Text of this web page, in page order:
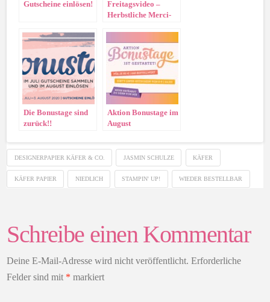
Gutscheine einlösen!
Freitagsvideo –
Herbstliche Merci-
Die Bonustage sind
zurück!!
Aktion Bonustage im
August
DESIGNERPAPIER KÄFER & CO. JASMIN SCHULZE KÄFER
KÄFER PAPIER NIEDLICH STAMPIN' UP! WIEDER BESTELLBAR
Schreibe einen Kommentar
Deine E-Mail-Adresse wird nicht veröffentlicht. Erforderliche
Felder sind mit * markiert